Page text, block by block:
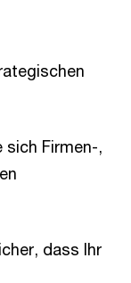
sich Firmen-,
dass Ihr